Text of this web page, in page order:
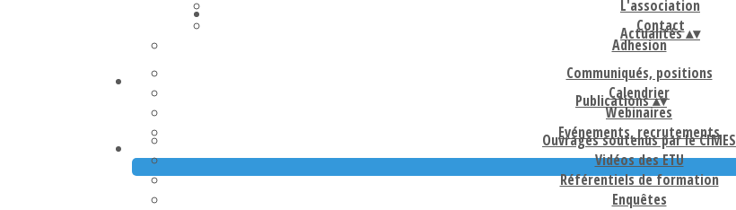
L'association
Contact
Adhesion
Actualités▴▾
Communiqués, positions
Calendrier
Webinaires
Evénements, recrutements
Publications▴▾
Ouvrages soutenus par le CIMES
Vidéos des ETU
Référentiels de formation
Enquêtes